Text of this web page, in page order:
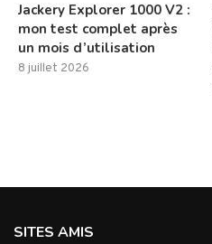
Jackery Explorer 1000 V2 :
mon test complet après
un mois d’utilisation
8 juillet 2026
SITES AMIS